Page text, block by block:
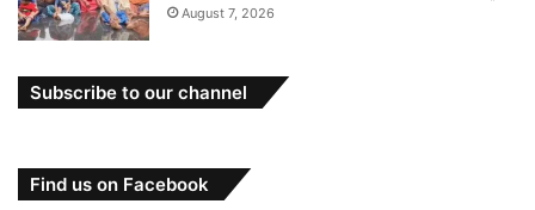
August 7, 2026
Subscribe to our channel
Find us on Facebook